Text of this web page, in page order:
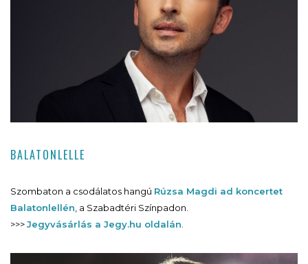
BALATONLELLE
Szombaton a csodálatos hangú Rúzsa Magdi ad koncertet
Balatonlellén , a Szabadtéri Színpadon.
>>>Jegyvásárlás a Jegy.hu oldalán